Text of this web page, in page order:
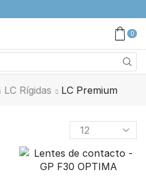
0
LC Rígidas LC Premium